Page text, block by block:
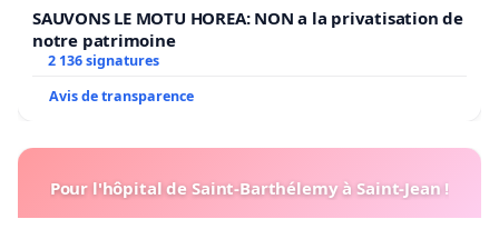
SAUVONS LE MOTU HOREA: NON a la privatisation de
notre patrimoine
2 136 signatures
Avis de transparence
Pour l'hôpital de Saint-Barthélemy à Saint-Jean !